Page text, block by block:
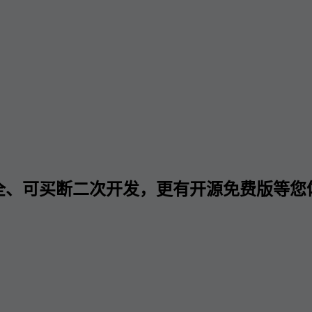
可买断二次开发，更有开源免费版等您